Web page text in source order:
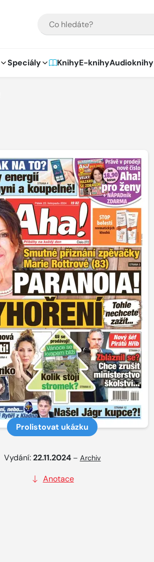
Speciály KnihyE-knihyAudioknihy
Prolistovat ukázku
Vydání:22.11.2024 – Archiv
Anotace